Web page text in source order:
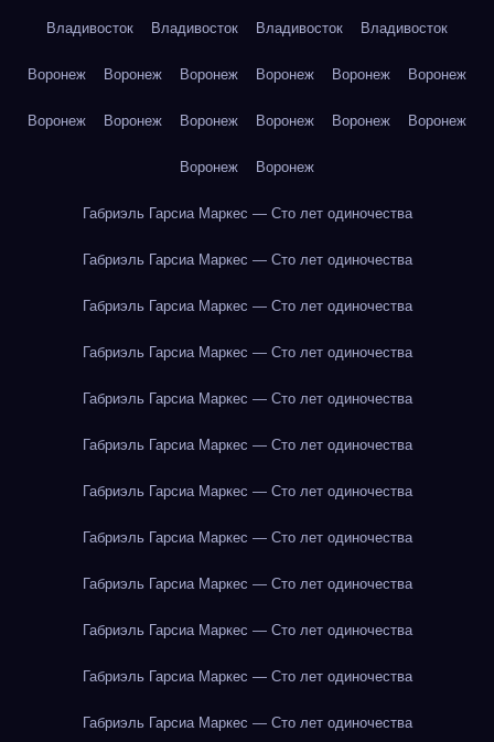
Владивосток Владивосток Владивосток Владивосток
Воронеж Воронеж Воронеж Воронеж Воронеж Воронеж
Воронеж Воронеж Воронеж Воронеж Воронеж Воронеж
Воронеж Воронеж
Габриэль Гарсиа Маркес — Сто лет одиночества
Габриэль Гарсиа Маркес — Сто лет одиночества
Габриэль Гарсиа Маркес — Сто лет одиночества
Габриэль Гарсиа Маркес — Сто лет одиночества
Габриэль Гарсиа Маркес — Сто лет одиночества
Габриэль Гарсиа Маркес — Сто лет одиночества
Габриэль Гарсиа Маркес — Сто лет одиночества
Габриэль Гарсиа Маркес — Сто лет одиночества
Габриэль Гарсиа Маркес — Сто лет одиночества
Габриэль Гарсиа Маркес — Сто лет одиночества
Габриэль Гарсиа Маркес — Сто лет одиночества
Габриэль Гарсиа Маркес — Сто лет одиночества